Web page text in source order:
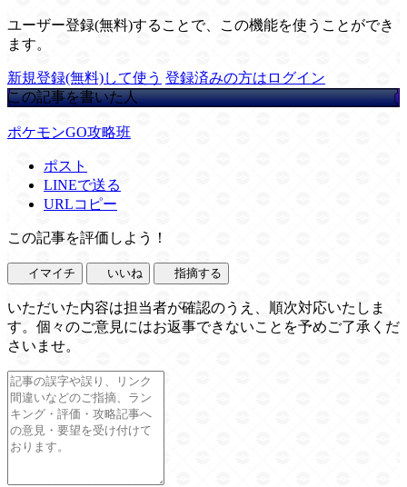
ユーザー登録(無料)することで、この機能を使うことができ
ます。
新規登録(無料)して使う 登録済みの方はログイン
この記事を書いた人
ポケモンGO攻略班
ポスト
LINEで送る
URLコピー
この記事を評価しよう！
イマイチ いいね 指摘する
いただいた内容は担当者が確認のうえ、順次対応いたしま
す。個々のご意見にはお返事できないことを予めご了承くだ
さいませ。